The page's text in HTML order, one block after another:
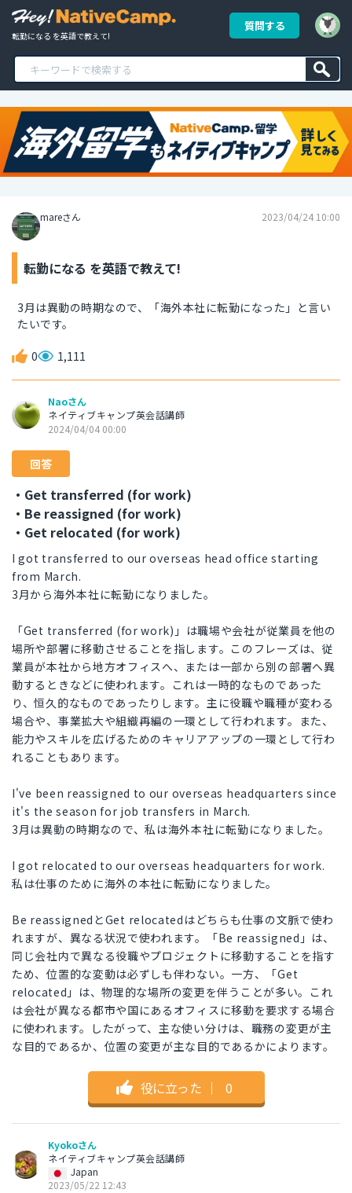
転勤になる を英語で教えて!
質問する
mareさん 2023/04/24 10:00
転勤になる を英語で教えて!
3月は異動の時期なので、「海外本社に転勤になった」と言い
たいです。
0 1,111
Naoさん
ネイティブキャンプ英会話講師
2024/04/04 00:00
回答
・Get transferred (for work)
・Be reassigned (for work)
・Get relocated (for work)
I got transferred to our overseas head office starting
from March.
3月から海外本社に転勤になりました。
「Get transferred (for work)」は職場や会社が従業員を他の
場所や部署に移動させることを指します。このフレーズは、従
業員が本社から地方オフィスへ、または一部から別の部署へ異
動するときなどに使われます。これは一時的なものであった
り、恒久的なものであったりします。主に役職や職種が変わる
場合や、事業拡大や組織再編の一環として行われます。また、
能力やスキルを広げるためのキャリアアップの一環として行わ
れることもあります。
I've been reassigned to our overseas headquarters since
it's the season for job transfers in March.
3月は異動の時期なので、私は海外本社に転勤になりました。
I got relocated to our overseas headquarters for work.
私は仕事のために海外の本社に転勤になりました。
Be reassignedとGet relocatedはどちらも仕事の文脈で使わ
れますが、異なる状況で使われます。「Be reassigned」は、
同じ会社内で異なる役職やプロジェクトに移動することを指す
ため、位置的な変動は必ずしも伴わない。一方、「Get
relocated」は、物理的な場所の変更を伴うことが多い。これ
は会社が異なる都市や国にあるオフィスに移動を要求する場合
に使われます。したがって、主な使い分けは、職務の変更が主
な目的であるか、位置の変更が主な目的であるかによります。
役に立った ｜ 0
Kyokoさん
ネイティブキャンプ英会話講師
Japan
2023/05/22 12:43